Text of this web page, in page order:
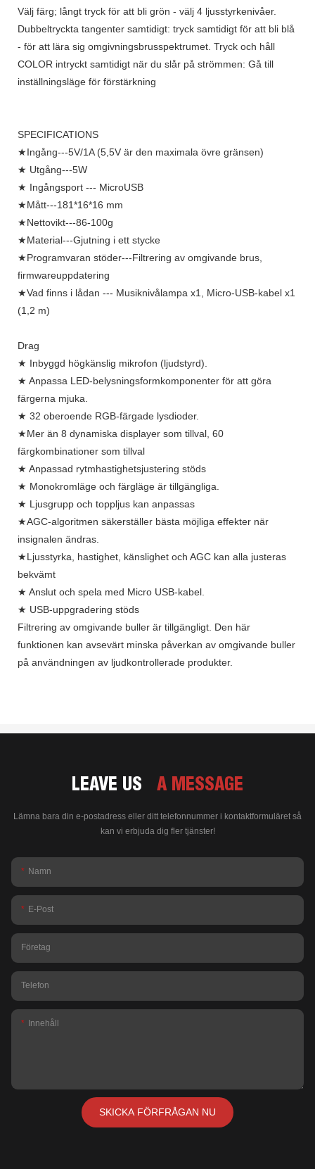
Välj färg; långt tryck för att bli grön - välj 4 ljusstyrkenivåer.
Dubbeltryckta tangenter samtidigt: tryck samtidigt för att bli blå
- för att lära sig omgivningsbrusspektrumet. Tryck och håll
COLOR intryckt samtidigt när du slår på strömmen: Gå till
inställningsläge för förstärkning
SPECIFICATIONS
★Ingång---5V/1A (5,5V är den maximala övre gränsen)
★ Utgång---5W
★ Ingångsport --- MicroUSB
★Mått---181*16*16 mm
★Nettovikt---86-100g
★Material---Gjutning i ett stycke
★Programvaran stöder---Filtrering av omgivande brus,
firmwareuppdatering
★Vad finns i lådan --- Musiknivålampa x1, Micro-USB-kabel x1
(1,2 m)
Drag
★ Inbyggd högkänslig mikrofon (ljudstyrd).
★ Anpassa LED-belysningsformkomponenter för att göra
färgerna mjuka.
★ 32 oberoende RGB-färgade lysdioder.
★Mer än 8 dynamiska displayer som tillval, 60
färgkombinationer som tillval
★ Anpassad rytmhastighetsjustering stöds
★ Monokromläge och färgläge är tillgängliga.
★ Ljusgrupp och toppljus kan anpassas
★AGC-algoritmen säkerställer bästa möjliga effekter när
insignalen ändras.
★Ljusstyrka, hastighet, känslighet och AGC kan alla justeras
bekvämt
★ Anslut och spela med Micro USB-kabel.
★ USB-uppgradering stöds
Filtrering av omgivande buller är tillgängligt. Den här
funktionen kan avsevärt minska påverkan av omgivande buller
på användningen av ljudkontrollerade produkter.
LEAVE US A MESSAGE
Lämna bara din e-postadress eller ditt telefonnummer i kontaktformuläret så
kan vi erbjuda dig fler tjänster!
Namn
E-Post
Företag
Telefon
Innehåll
SKICKA FÖRFRÅGAN NU